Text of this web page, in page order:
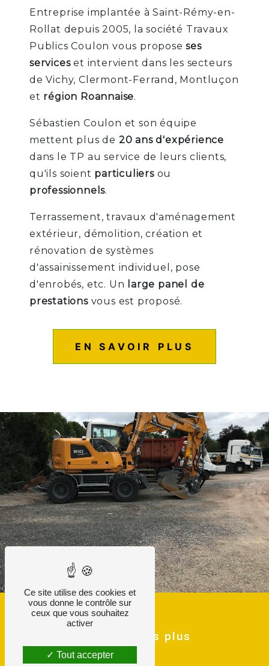
Entreprise implantée à Saint-Rémy-en-
Rollat depuis 2005, la société Travaux
Publics Coulon vous proposeses
serviceset intervient dans les secteurs
de Vichy, Clermont-Ferrand, Montluçon
et région Roannaise.
Sébastien Coulon et son équipe
mettent plus de 20 ans d'expérience
dans le TP au service de leurs clients,
qu'ils soient particuliers ou
professionnels.
Terrassement, travaux d'aménagement
extérieur, démolition, création et
rénovation de systèmes
d'assainissement individuel, pose
d'enrobés, etc. Un
large panel de
prestationsvous est proposé.
EN SAVOIR PLUS
Nos services plus
Ce site utilise des cookies et
vous donne le contrôle sur
ceux que vous souhaitez
activer
Tout accepter